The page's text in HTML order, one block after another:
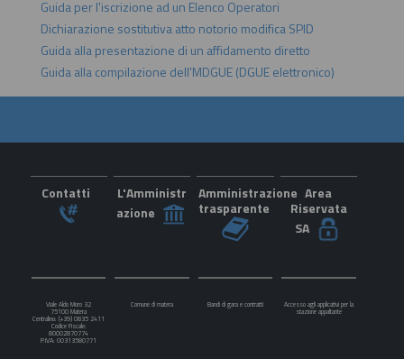
Guida per l'iscrizione ad un Elenco Operatori
Dichiarazione sostitutiva atto notorio modifica SPID
Guida alla presentazione di un affidamento diretto
Guida alla compilazione dell'MDGUE (DGUE elettronico)
Contatti
L'Amministr
azione
Amministrazione
trasparente
Area
Riservata
SA
Viale Aldo Moro 32
75100 Matera
Centralino: (+39) 0835 2411
Codice Fiscale:
80002870774
P.IVA: 00313580771
Comune di matera Bandi di gara e contratti Accesso agli applicativi per la
stazione appaltante